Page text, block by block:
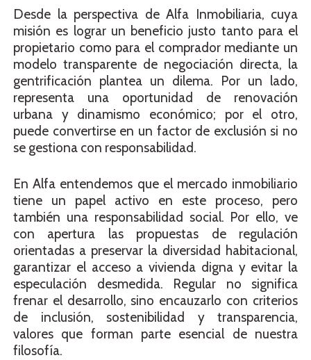
Desde la perspectiva de Alfa Inmobiliaria, cuya
misión es lograr un beneficio justo tanto para el
propietario como para el comprador mediante un
modelo transparente de negociación directa, la
gentrificación plantea un dilema. Por un lado,
representa una oportunidad de renovación
urbana y dinamismo económico; por el otro,
puede convertirse en un factor de exclusión si no
se gestiona con responsabilidad.
En Alfa entendemos que el mercado inmobiliario
tiene un papel activo en este proceso, pero
también una responsabilidad social. Por ello, ve
con apertura las propuestas de regulación
orientadas a preservar la diversidad habitacional,
garantizar el acceso a vivienda digna y evitar la
especulación desmedida. Regular no significa
frenar el desarrollo, sino encauzarlo con criterios
de inclusión, sostenibilidad y transparencia,
valores que forman parte esencial de nuestra
filosofía.